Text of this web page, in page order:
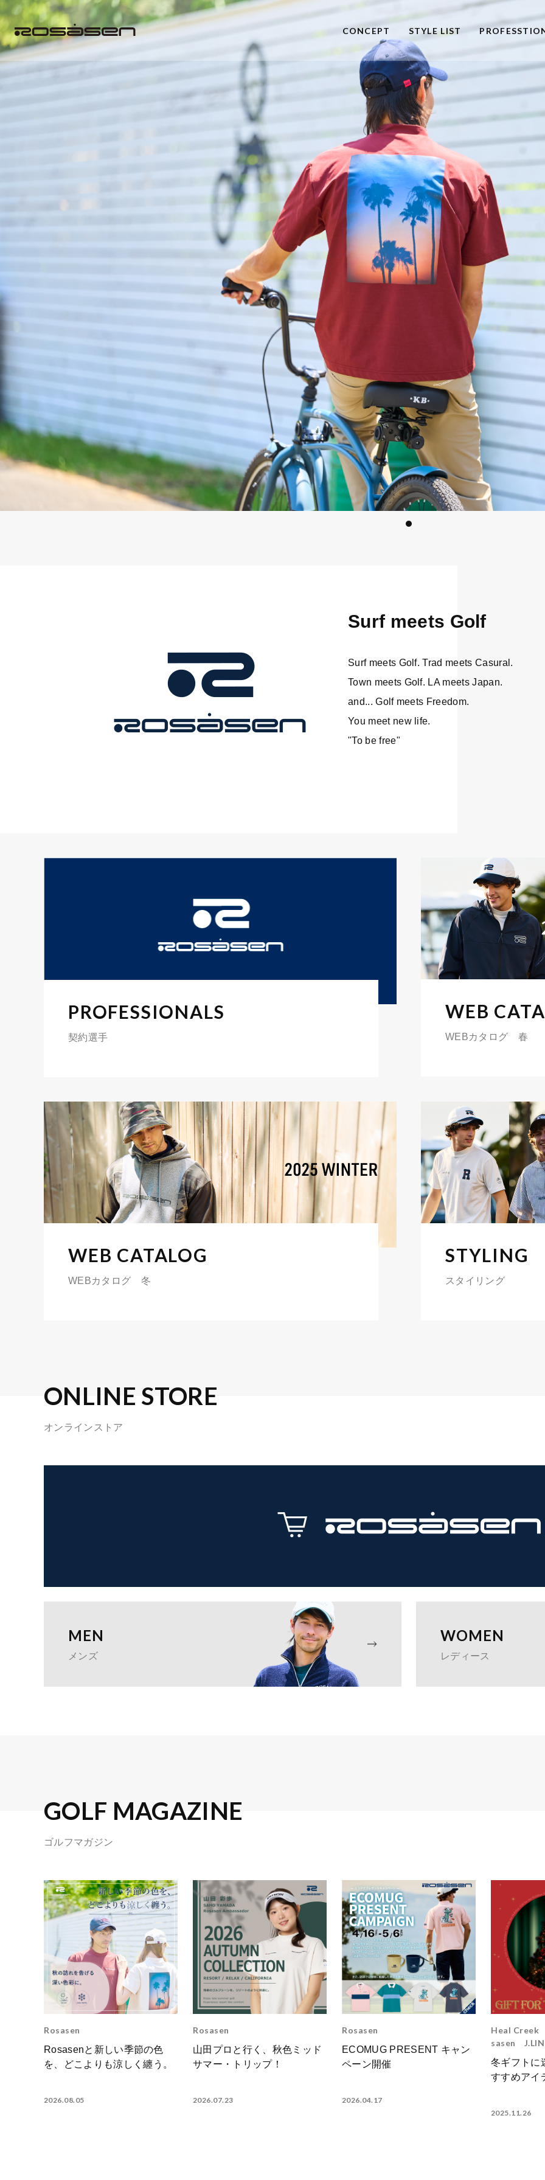
CONCEPT STYLE LIST
Surf meets Golf
Surf meets Golf. Trad meets Casural.
Town meets Golf. LA meets Japan.
and... Golf meets Freedom.
You meet new life.
"To be free"
PROFESSIONALS
契約選手
WEB
WEBカタログ 春
WEB CATALOG
WEBカタログ 冬
STYLING
スタイリング
ONLINE STORE
オンラインストア
MEN
メンズ
WOMEN
レディース
GOLF MAGAZINE
ゴルフマガジン
Rosasen
Rosasenと新しい季節の色
を、どこよりも涼しく纏う。
2026.08.05
Rosasen
山田プロと行く、秋色ミッド
サマー・トリップ！
2026.07.23
Rosasen
ECOMUG PRESENT キャン
ペーン開催
2026.04.17
Heal Creek
sasen
冬ギフトに
すすめアイ
2025.11.26